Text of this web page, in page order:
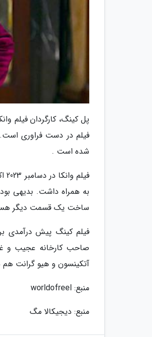
فیلم در دست فراوری است.
شده است .
به همراه داشت. بدیهی
ساخت یک قسمت دیگر
صاحب کارخانه عجیب و
آتکینسون و هیو گرانت هم
منبع: worldofreel
منبع: دیجیکالا مگ